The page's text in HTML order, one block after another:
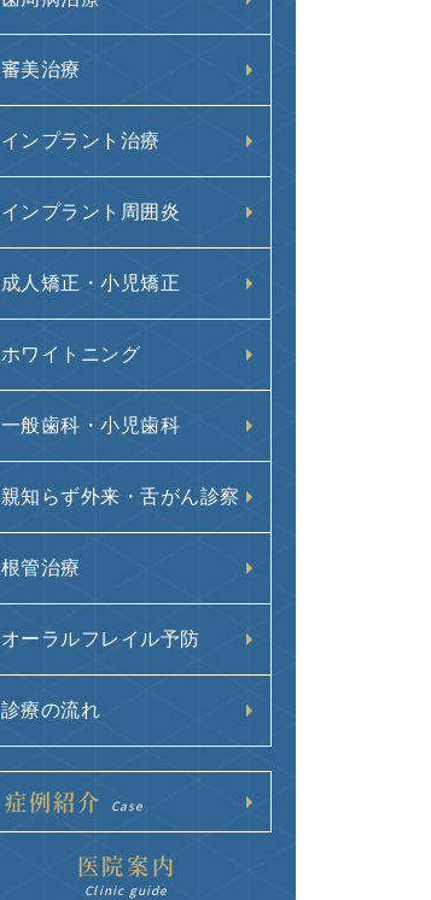
審美治療
インプラント治療
インプラント周囲炎
成人矯正・小児矯正
ホワイトニング
一般歯科・小児歯科
親知らず外来・舌がん診察
根管治療
オーラルフレイル予防
診療の流れ
症例紹介 Case
医院案内
Clinic guide